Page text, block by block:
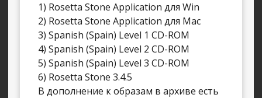
1) Rosetta Stone Application для Win
2) Rosetta Stone Application для Mac
3) Spanish (Spain) Level 1 CD-ROM
4) Spanish (Spain) Level 2 CD-ROM
5) Spanish (Spain) Level 3 CD-ROM
6) Rosetta Stone 3.4.5
В дополнение к образам в архиве есть